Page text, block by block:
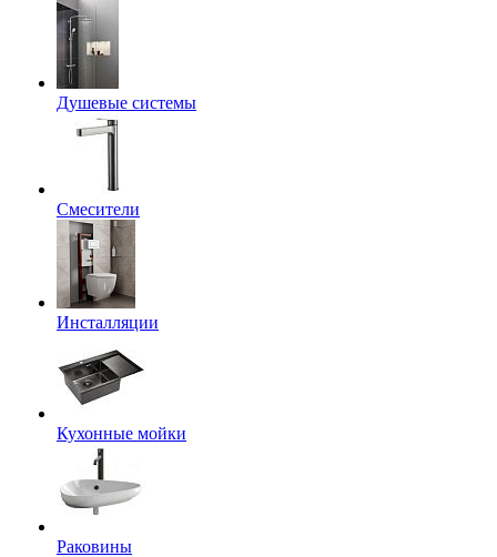
Душевые системы
Смесители
Инсталляции
Кухонные мойки
Раковины